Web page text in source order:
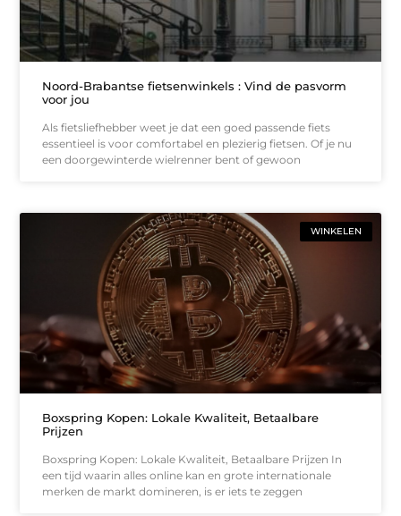
Noord-Brabantse fietsenwinkels : Vind de pasvorm
voor jou
Als fietsliefhebber weet je dat een goed passende fiets
essentieel is voor comfortabel en plezierig fietsen. Of je nu
een doorgewinterde wielrenner bent of gewoon
WINKELEN
Boxspring Kopen: Lokale Kwaliteit, Betaalbare
Prijzen
Boxspring Kopen: Lokale Kwaliteit, Betaalbare Prijzen In
een tijd waarin alles online kan en grote internationale
merken de markt domineren, is er iets te zeggen